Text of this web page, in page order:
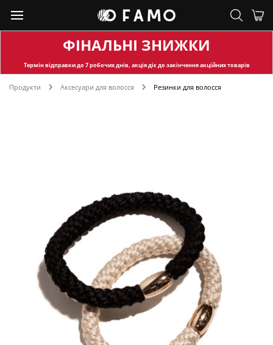
ФІНАЛЬНІ ЗНИЖКИ
Термін відправкидо 7 робочих днів, акція діє до закінчення акційних товарів
Продукти Аксесуари для волосся Резинки для волосся